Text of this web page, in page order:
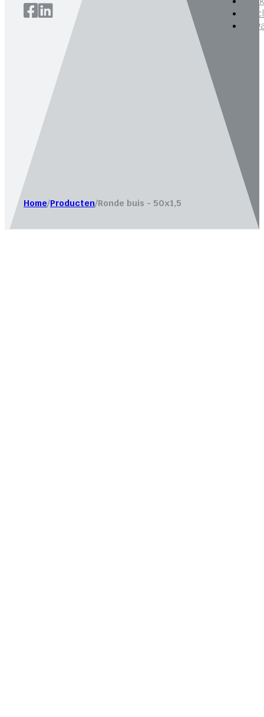
Website laten maken door Bureau Magneet – Online
Home/Producten/Ronde buis - 50x1,5